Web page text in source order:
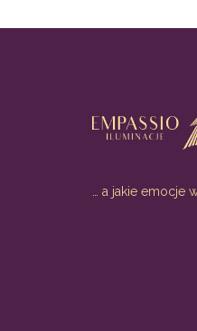
… a jakie emocje